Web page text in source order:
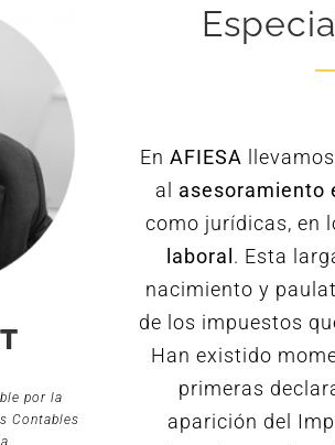
por la
Contables
En AFIESA
al asesoramiento
como jurídicas, en
laboral . Esta
nacimiento y
de los impuestos
Han existido
primeras
aparición del